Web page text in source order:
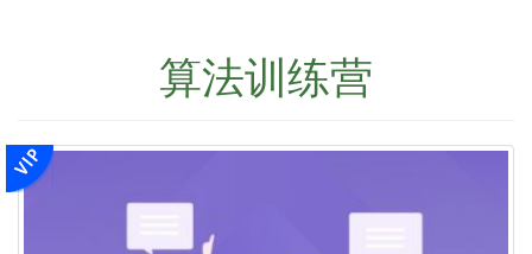
算法训练营